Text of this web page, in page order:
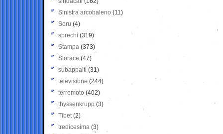
Sinistra arcobaleno (11)
Soru (4)
sprechi (319)
Stampa (373)
Storace (47)
subappalti (31)
televisione(244)
terremoto (402)
thyssenkrupp (3)
Tibet(2)
tredicesima (3)